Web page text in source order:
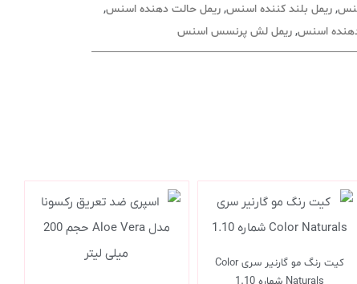
, ریمل بلند کننده اسنس, ریمل حالت دهنده اسنس,
اسنس, ریمل لش پرنسس اسنس
کیت رنگ مو گارنیر سری Color